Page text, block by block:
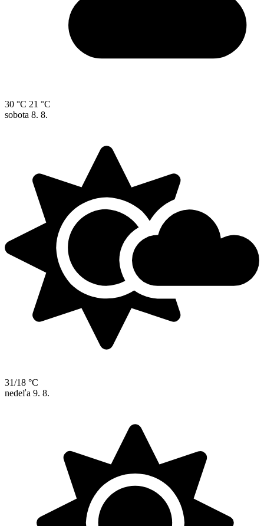
30 °C 21 °C
sobota 8. 8.
31/18 °C
nedeľa 9. 8.